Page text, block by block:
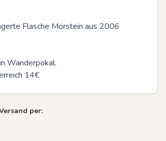
Flasche Morstein aus 2006
Wanderpokal.
14€
per: